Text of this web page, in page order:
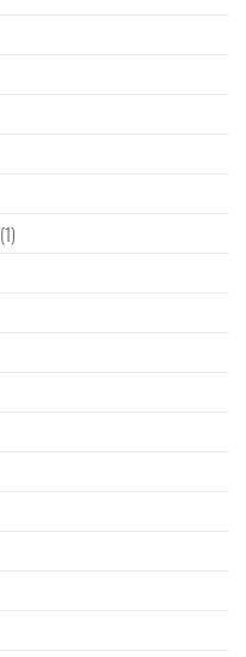
(1)